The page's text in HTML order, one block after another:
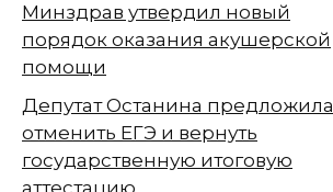
Минздрав утвердил новый
порядок оказания акушерской
помощи
Депутат Останина предложила
отменить ЕГЭ и вернуть
государственную итоговую